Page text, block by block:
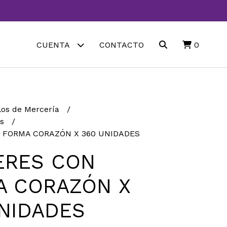
CUENTA CONTACTO 0
de Mercería
CORAZÓN X 360 UNIDADES
CON
CORAZÓN X